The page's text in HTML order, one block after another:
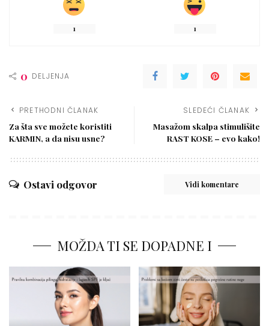
1 1
0 DELJENJA
PRETHODNI ČLANAK
Za šta sve možete koristiti
KARMIN, a da nisu usne?
SLEDEĆI ČLANAK
Masažom skalpa stimulišite
RAST KOSE – evo kako!
Ostavi odgovor Vidi komentare
MOŽDA TI SE DOPADNE I